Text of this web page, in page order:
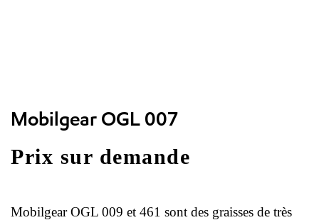
Mobilgear OGL 007
Prix sur demande
Mobilgear OGL 009 et 461 sont des graisses de très